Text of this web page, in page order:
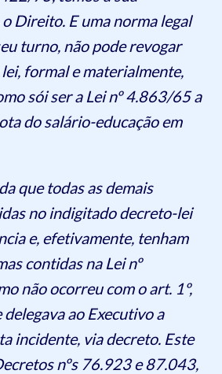
Direito. E uma norma legal
turno, não pode revogar
formal e materialmente,
sói ser a Lei nº 4.863/65 a
do salário-educação em
que todas as demais
no indigitado decreto-lei
e, efetivamente, tenham
contidas na Lei nº
não ocorreu com o art. 1º,
delegava ao Executivo a
incidente, via decreto. Este
nºs 76.923 e 87.043,